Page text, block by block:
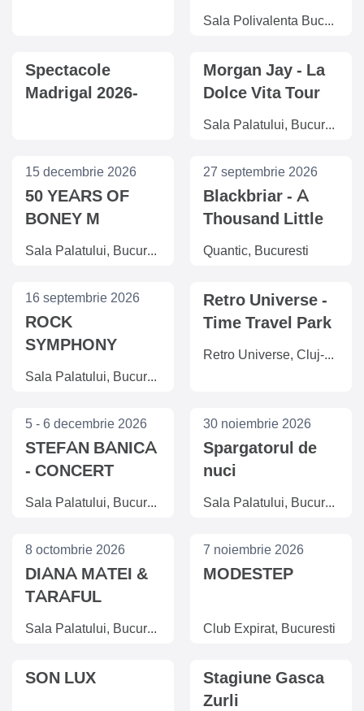
SUPER SHOW
Sala Polivalenta Bucuresti , Bucuresti
Spectacole
Madrigal 2026-
Morgan Jay - La
Dolce Vita Tour
Sala Palatului, Bucuresti
15 decembrie 2026
50 YEARS OF
BONEY M
Sala Palatului, Bucuresti
27 septembrie 2026
Blackbriar - A
Thousand Little
Deaths Tour
Quantic, Bucuresti
16 septembrie 2026
ROCK
SYMPHONY
SHOW
Sala Palatului, Bucuresti
Retro Universe -
Time Travel Park
Retro Universe, Cluj-Napoca
5 - 6 decembrie 2026
STEFAN BANICA
- CONCERT
EXTRAORDINAR
DE CRACIUN
Sala Palatului, Bucuresti
30 noiembrie 2026
Spargatorul de
nuci
Sala Palatului, Bucuresti
8 octombrie 2026
DIANA MATEI &
TARAFUL
CLEANTE
Sala Palatului, Bucuresti
7 noiembrie 2026
MODESTEP
Club Expirat, Bucuresti
SON LUX
Stagiune Gasca
Zurli